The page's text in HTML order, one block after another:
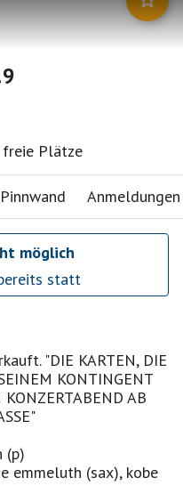
freie Plätze
Pinnwand Anmeldungen
möglich
statt
"DIE KARTEN, DIE
KONTINGENT
AB
(p)
emmeluth (sax), kobe